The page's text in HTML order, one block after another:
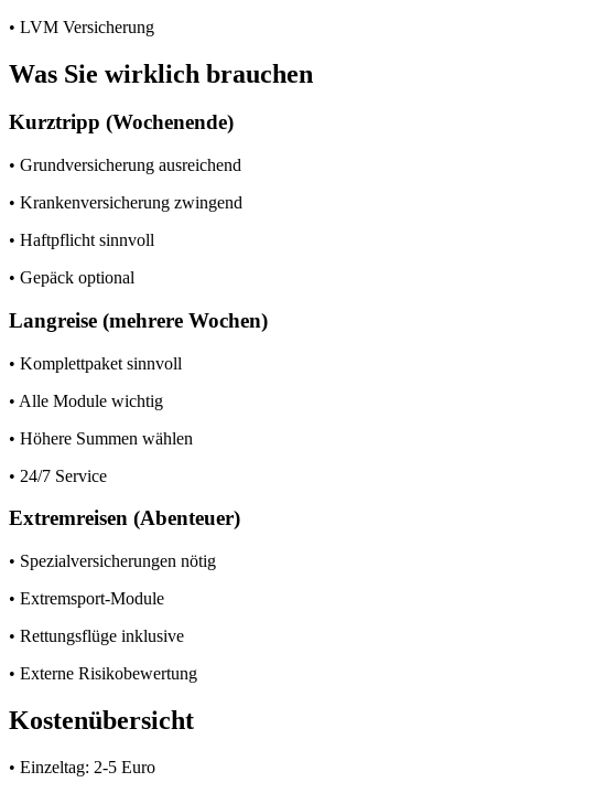
• LVM Versicherung
Was Sie wirklich brauchen
Kurztripp (Wochenende)
• Grundversicherung ausreichend
• Krankenversicherung zwingend
• Haftpflicht sinnvoll
• Gepäck optional
Langreise (mehrere Wochen)
• Komplettpaket sinnvoll
• Alle Module wichtig
• Höhere Summen wählen
• 24/7 Service
Extremreisen (Abenteuer)
• Spezialversicherungen nötig
• Extremsport-Module
• Rettungsflüge inklusive
• Externe Risikobewertung
Kostenübersicht
• Einzeltag: 2-5 Euro